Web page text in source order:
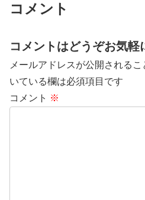
コメント
コメントはどうぞお気軽
メールアドレスが公開されるこ
いている欄は必須項目です
コメント ※